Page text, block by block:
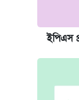
ইপিএস